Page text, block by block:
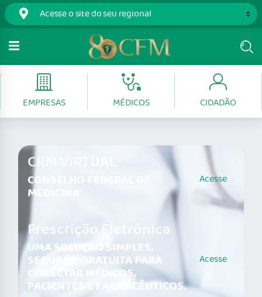
EMPRESAS MÉDICOS CIDADÃO
CRM VIRTUAL
CONSELHO FEDERAL DE
MEDICINA
Acesse
Prescrição Eletrônica
UMA SOLUÇÃO SIMPLES,
SEGURA E GRATUITA PARA
CONECTAR MÉDICOS,
PACIENTES E FARMACÊUTICOS.
Acesse